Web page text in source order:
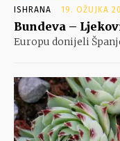
ISHRANA 19. OŽUJKA
Bundeva –
Europu donijeli